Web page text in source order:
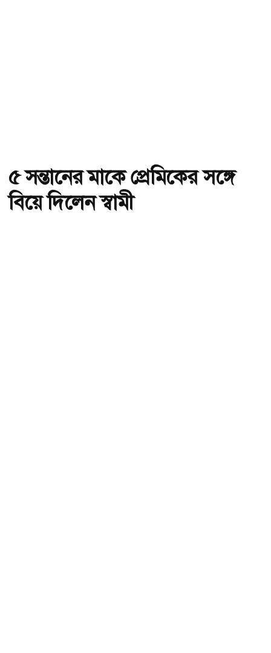
৫ সন্তানের মাকে প্রেমিকের সঙ্গে
বিয়ে দিলেন স্বামী